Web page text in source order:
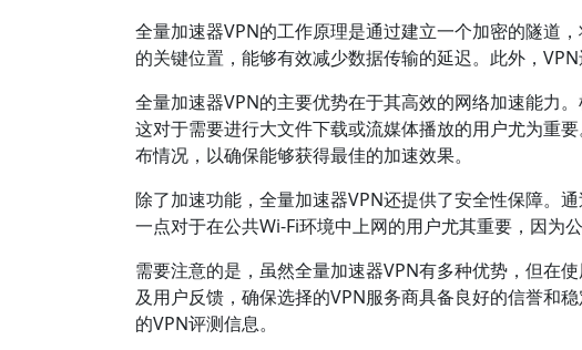
全量加速器VPN的工作原理是通过建立一个加密的隧道
的关键位置，能够有效减少数据传输的延迟。此外，
全量加速器VPN的主要优势在于其高效的网络加速能力
这对于需要进行大文件下载或流媒体播放的用户尤为重
布情况，以确保能够获得最佳的加速效果。
除了加速功能，全量加速器VPN还提供了安全性保障。
一点对于在公共Wi-Fi环境中上网的用户尤其重要，因为
需要注意的是，虽然全量加速器VPN有多种优势，但在
及用户反馈，确保选择的VPN服务商具备良好的信誉和
的VPN评测信息。